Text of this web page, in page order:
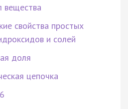
вещества
свойства простых
и солей
доля
цепочка